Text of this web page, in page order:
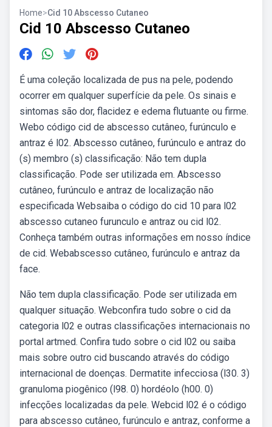
Home>Cid 10 Abscesso Cutaneo
Cid 10 Abscesso Cutaneo
É uma coleção localizada de pus na pele, podendo
ocorrer em qualquer superfície da pele. Os sinais e
sintomas são dor, flacidez e edema flutuante ou firme.
Webo código cid de abscesso cutâneo, furúnculo e
antraz é l02. Abscesso cutâneo, furúnculo e antraz do
(s) membro (s) classificação: Não tem dupla
classificação. Pode ser utilizada em. Abscesso
cutâneo, furúnculo e antraz de localização não
especificada Websaiba o código do cid 10 para l02
abscesso cutaneo furunculo e antraz ou cid l02.
Conheça também outras informações em nosso índice
de cid. Webabscesso cutâneo, furúnculo e antraz da
face.
Não tem dupla classificação. Pode ser utilizada em
qualquer situação. Webconfira tudo sobre o cid da
categoria l02 e outras classificações internacionais no
portal artmed. Confira tudo sobre o cid l02 ou saiba
mais sobre outro cid buscando através do código
internacional de doenças. Dermatite infecciosa (l30. 3)
granuloma piogênico (l98. 0) hordéolo (h00. 0)
infecções localizadas da pele. Webcid l02 é o código
para abscesso cutâneo, furúnculo e antraz, conforme a